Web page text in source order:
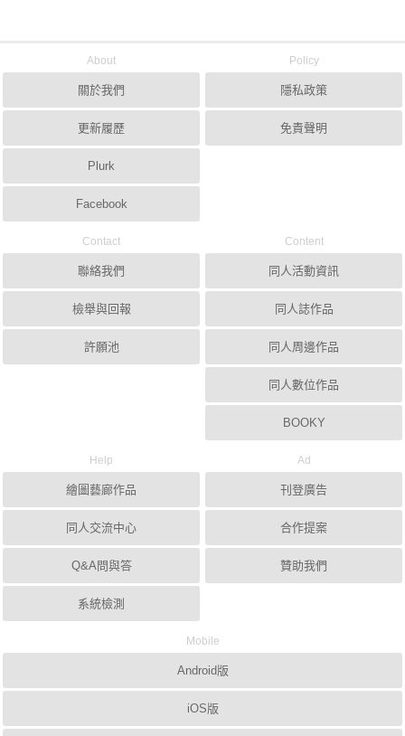
About
關於我們
更新履歷
Plurk
Facebook
Policy
隱私政策
免責聲明
Contact
聯絡我們
檢舉與回報
許願池
Content
同人活動資訊
同人誌作品
同人周邊作品
同人數位作品
BOOKY
Help
繪圖藝廊作品
同人交流中心
Q&A問與答
系統檢測
Ad
刊登廣告
合作提案
贊助我們
Mobile
Android版
iOS版